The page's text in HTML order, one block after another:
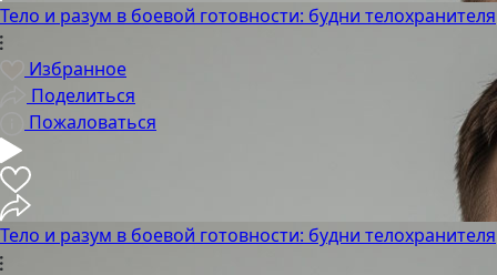
Тело и разум в боевой готовности: будни телохранителя
Избранное
Поделиться
Пожаловаться
Тело и разум в боевой готовности: будни телохранителя